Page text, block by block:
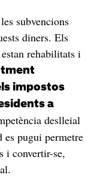
subvencions
diners. Els
rehabilitats i
impostos
a
deslleial
pugui permetre
i convertir-se,